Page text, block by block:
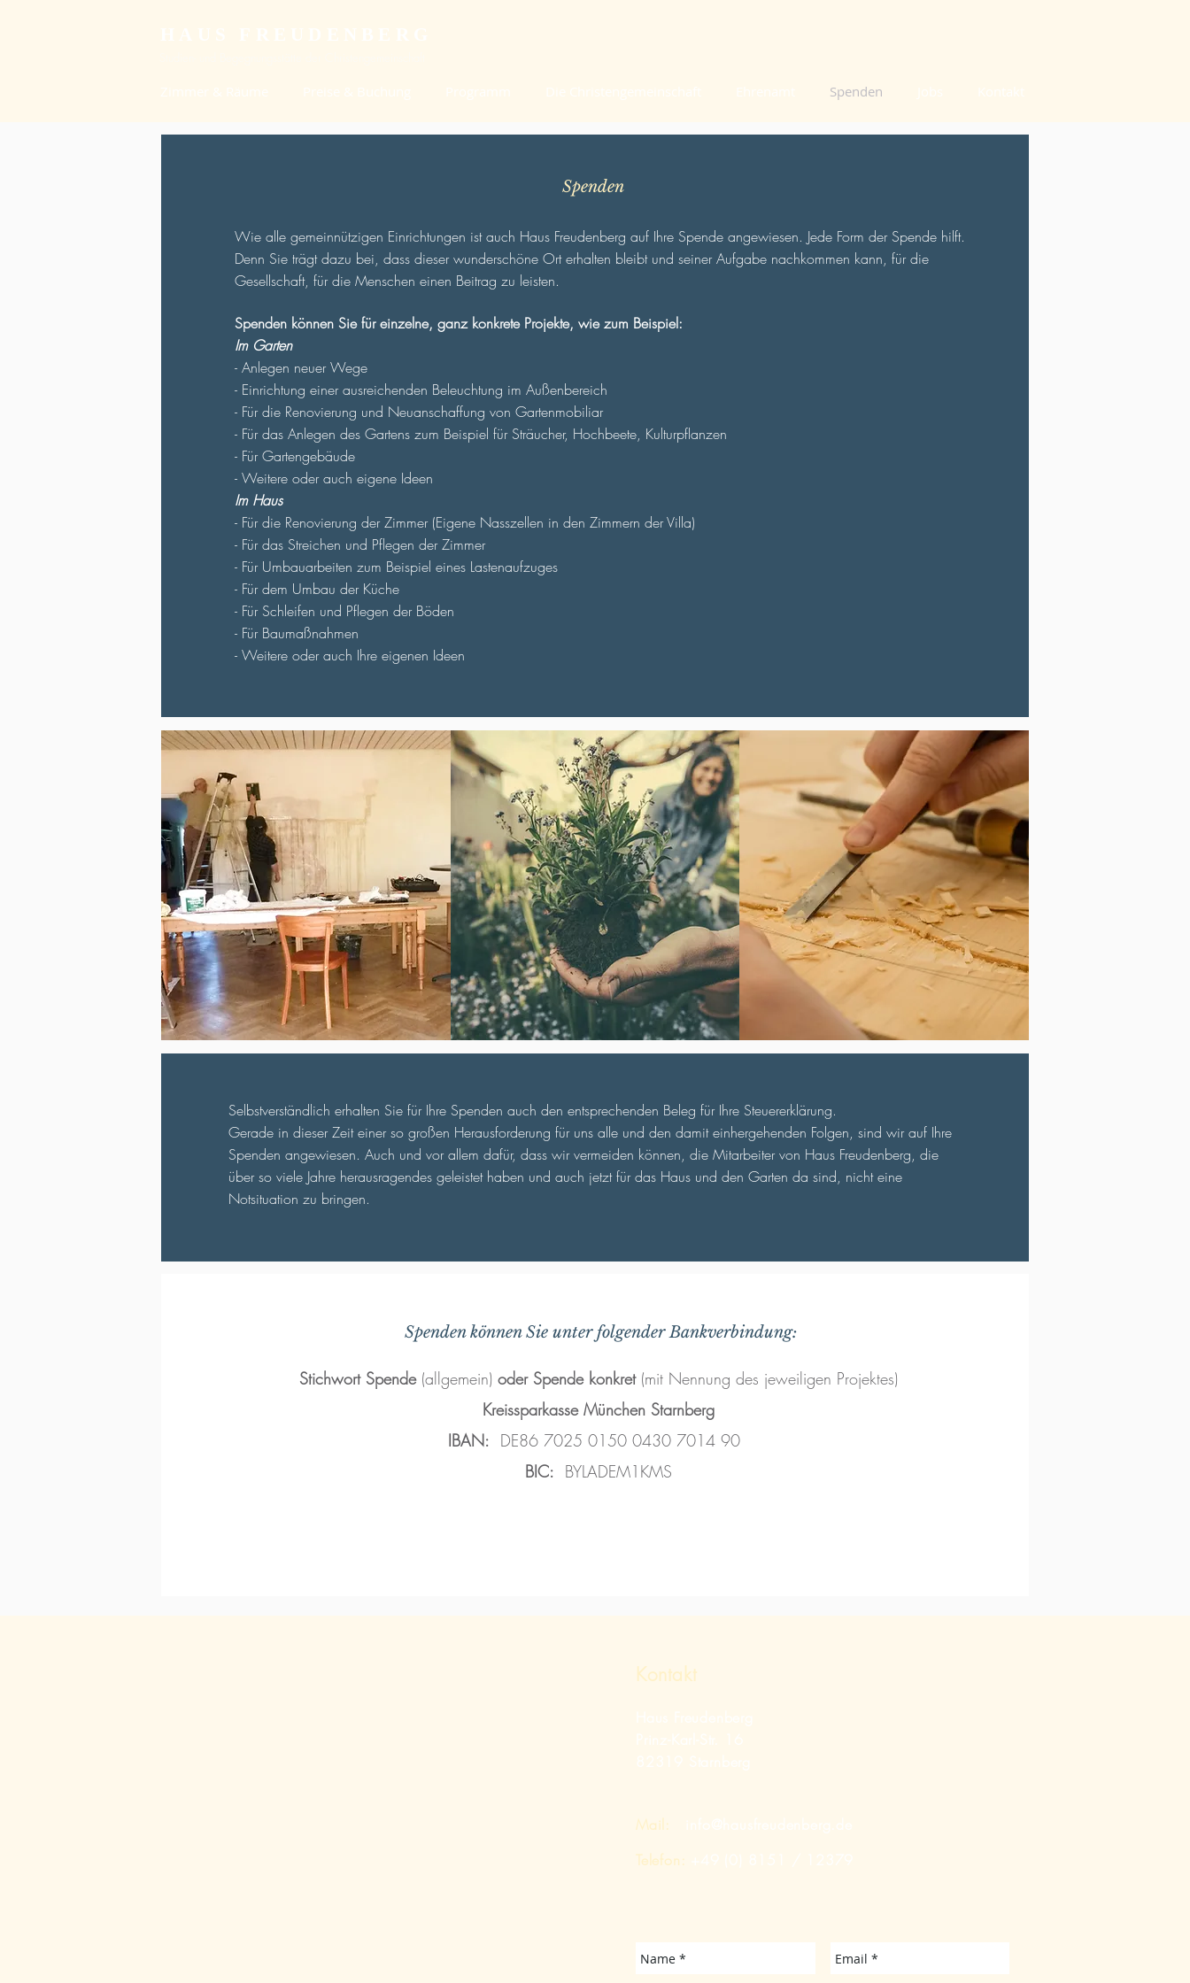
Spenden
Spenden
Wie alle gemeinnützigen Einrichtungen ist auch Haus Freudenberg auf Ihre Spende angewiesen. Jede Form der Spende hilft.
Denn Sie trägt dazu bei, dass dieser wunderschöne Ort erhalten bleibt und seiner Aufgabe nachkommen kann, für die
Gesellschaft, für die Menschen einen Beitrag zu leisten.
Spenden können Sie für einzelne, ganz konkrete Projekte, wie zum Beispiel:
Im Garten
- Anlegen neuer Wege
- Einrichtung einer ausreichenden Beleuchtung im Außenbereich
- Für die Renovierung und Neuanschaffung von Gartenmobiliar
- Für das Anlegen des Gartens zum Beispiel für Sträucher, Hochbeete, Kulturpflanzen
- Für Gartengebäude
- Weitere oder auch eigene Ideen
Im Haus
- Für die Renovierung der Zimmer (Eigene Nasszellen in den Zimmern der Villa)
- Für das Streichen und Pflegen der Zimmer
- Für Umbauarbeiten zum Beispiel eines Lastenaufzuges
- Für dem Umbau der Küche
- Für Schleifen und Pflegen der Böden
- Für Baumaßnahmen
- Weitere oder auch Ihre eigenen Ideen
Selbstverständlich erhalten Sie für Ihre Spenden auch den entsprechenden Beleg für Ihre Steuererklärung.
Gerade in dieser Zeit einer so großen Herausforderung für uns alle und den damit einhergehenden Folgen, sind wir auf Ihre
Spenden angewiesen. Auch und vor allem dafür, dass wir vermeiden können, die Mitarbeiter von Haus Freudenberg, die
über so viele Jahre herausragendes geleistet haben und auch jetzt für das Haus und den Garten da sind, nicht eine
Notsituation zu bringen.
Spenden können Sie unter folgender Bankverbindung:
Stichwort Spende(allgemein) oder Spende konkret(mit Nennung des jeweiligen Projektes)
Kreissparkasse München Starnberg
IBAN: DE86 7025 0150 0430 7014 90
BIC: BYLADEM1KMS
Kontakt
Mail:
Telefon: